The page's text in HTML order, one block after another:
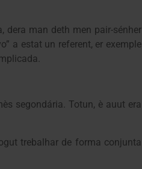
dera man deth men pair-sénher
a estat un referent, er exemple
segondária. Totun, è auut era
trebalhar de forma conjunta